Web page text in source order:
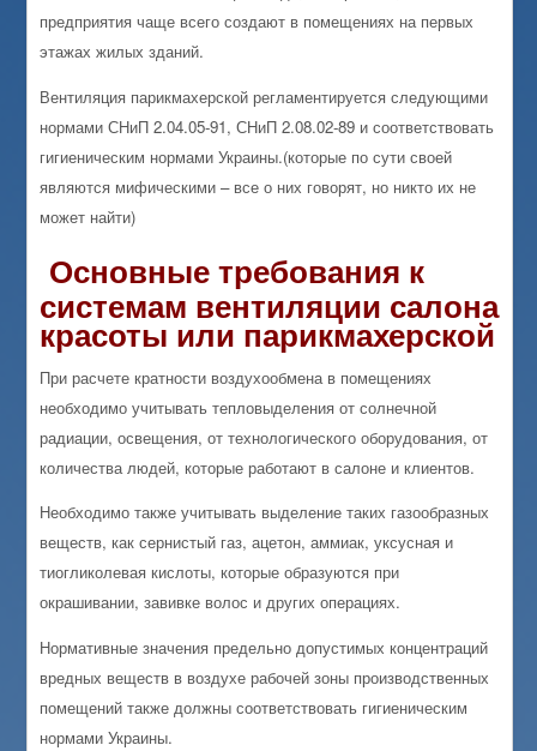
предприятия чаще всего создают в помещениях на первых
этажах жилых зданий.
Вентиляция парикмахерской регламентируется следующими
нормами СНиП 2.04.05-91, СНиП 2.08.02-89 и соответствовать
гигиеническим нормами Украины.(которые по сути своей
являются мифическими – все о них говорят, но никто их не
может найти)
Основные требования к
системам вентиляции салона
красоты или парикмахерской
При расчете кратности воздухообмена в помещениях
необходимо учитывать тепловыделения от солнечной
радиации, освещения, от технологического оборудования, от
количества людей, которые работают в салоне и клиентов.
Необходимо также учитывать выделение таких газообразных
веществ, как сернистый газ, ацетон, аммиак, уксусная и
тиогликолевая кислоты, которые образуются при
окрашивании, завивке волос и других операциях.
Нормативные значения предельно допустимых концентраций
вредных веществ в воздухе рабочей зоны производственных
помещений также должны соответствовать гигиеническим
нормами Украины.